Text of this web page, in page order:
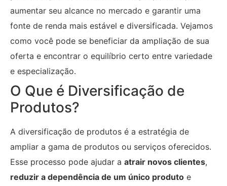
aumentar seu alcance no mercado e garantir uma
fonte de renda mais estável e diversificada. Vejamos
como você pode se beneficiar da ampliação de sua
oferta e encontrar o equilíbrio certo entre variedade
e especialização.
O Que é Diversificação de
Produtos?
A diversificação de produtos é a estratégia de
ampliar a gama de produtos ou serviços oferecidos.
Esse processo pode ajudar a atrair novos clientes,
reduzir a dependência de um único produto e